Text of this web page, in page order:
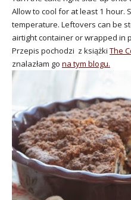
Allow to cool for at least 1 hour.
temperature. Leftovers can be
airtight container or wrapped in
Przepis pochodzi z książki The
znalazłam go na tym blogu.